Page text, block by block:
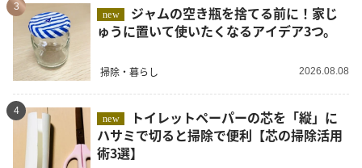
3
new
ゅうに置いて使いたくなるアイデア3つ。
掃除・暮らし 2026.08.08
4
new
ハサミで切ると掃除で便利【芯の掃除活用
術3選】